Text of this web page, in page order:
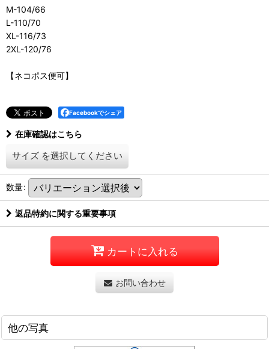
M-104/66
L-110/70
XL-116/73
2XL-120/76
【ネコポス便可】
Facebookでシェア
在庫確認はこちら
サイズ を選択してください
数量:
返品特約に関する重要事項
カートに入れる
お問い合わせ
他の写真